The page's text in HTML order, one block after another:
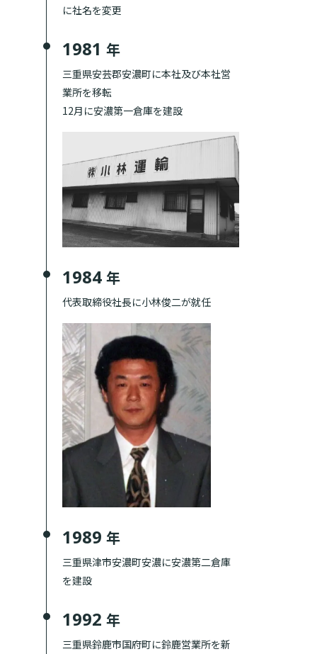
に社名を変更
1981 年
三重県安芸郡安濃町に本社及び本社営
業所を移転
12月に安濃第一倉庫を建設
1984 年
代表取締役社長に小林俊二が就任
1989 年
三重県津市安濃町安濃に安濃第二倉庫
を建設
1992 年
三重県鈴鹿市国府町に鈴鹿営業所を新